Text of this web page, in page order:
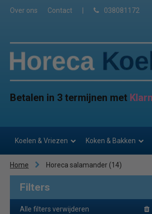
Over ons Contact 038081172
Betalen in 3 termijnen met
Koelen & Vriezen Koken & Bakken
Home Horeca salamander (14)
Filters
Alle filters verwijderen